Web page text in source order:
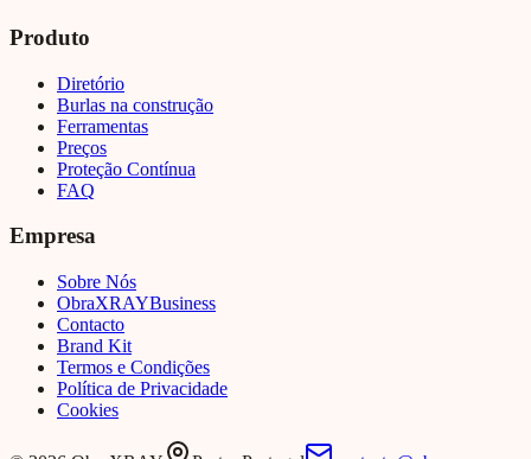
Produto
Diretório
Burlas na construção
Ferramentas
Preços
Proteção Contínua
FAQ
Empresa
Sobre Nós
ObraXRAYBusiness
Contacto
Brand Kit
Termos e Condições
Política de Privacidade
Cookies